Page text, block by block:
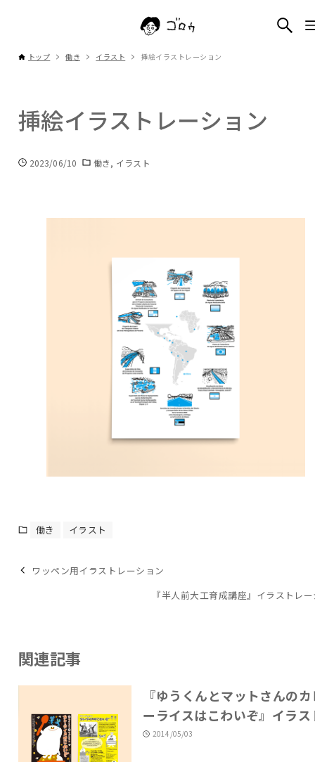
トップ 働き イラスト 挿絵イラストレーション
挿絵イラストレーション
2023/06/10 働き イラスト
働き イラスト
ワッペン用イラストレーション
『半人前大工育成講座』イラストレ
関連記事
『ゆうくんとマットさんの
ーライスはこわいぞ』イラス
2014/05/03